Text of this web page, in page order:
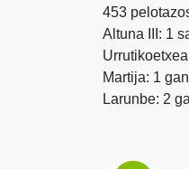
453
Altuna III: 1
Martija: 1
Larunbe: 2